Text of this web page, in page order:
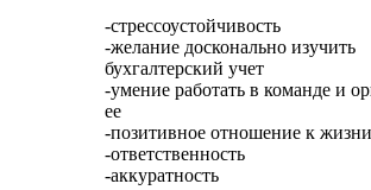
-стрессоустойчивость
-желание досконально изучить
бухгалтерский учет
-умение работать в команде и
ее
-позитивное отношение к жизни
-ответственность
-аккуратность